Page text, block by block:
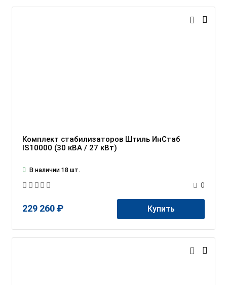
Комплект стабилизаторов Штиль ИнСтаб
IS10000 (30 кВА / 27 кВт)
В наличии 18 шт.
0
229 260 ₽ Купить